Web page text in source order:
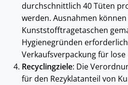
durchschnittlich 40 Tüten
werden. Ausnahmen
Kunststofftragetaschen
Hygienegründen
Verkaufsverpackung für
Recyclingziele: Die
für den Rezyklatanteil von